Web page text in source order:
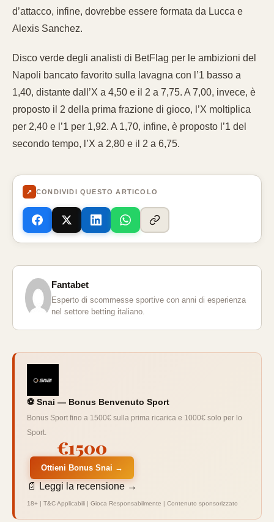
d’attacco, infine, dovrebbe essere formata da Lucca e
Alexis Sanchez.
Disco verde degli analisti di BetFlag per le ambizioni del
Napoli bancato favorito sulla lavagna con l’1 basso a
1,40, distante dall’X a 4,50 e il 2 a 7,75. A 7,00, invece, è
proposto il 2 della prima frazione di gioco, l’X moltiplica
per 2,40 e l’1 per 1,92. A 1,70, infine, è proposto l’1 del
secondo tempo, l’X a 2,80 e il 2 a 6,75.
↗ CONDIVIDI QUESTO ARTICOLO
Fantabet
Esperto di scommesse sportive con anni di esperienza
nel settore betting italiano.
⚽ Snai — Bonus Benvenuto Sport
Bonus Sport fino a 1500€ sulla prima ricarica e 1000€ solo per lo
Sport.
€1500
Ottieni Bonus Snai →
📄 Leggi la recensione →
18+ | T&C Applicabili | Gioca Responsabilmente | Contenuto sponsorizzato